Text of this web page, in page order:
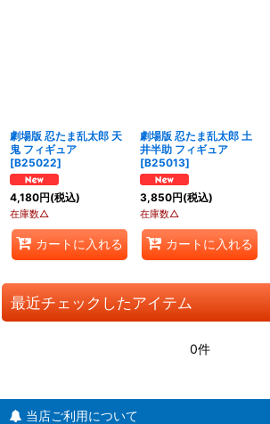
劇場版 忍たま乱太郎 天
鬼 フィギュア
[B25022]
4,180円(税込)
在庫数△
カートに入れる
劇場版 忍たま乱太郎 土
井半助 フィギュア
[B25013]
3,850円(税込)
在庫数△
カートに入れる
最近チェックしたアイテム
0件
当店ご利用について